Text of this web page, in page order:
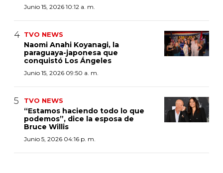
Junio 15, 2026 10:12 a. m.
TVO NEWS
Naomi Anahi Koyanagi, la
paraguaya-japonesa que
conquistó Los Ángeles
Junio 15, 2026 09:50 a. m.
TVO NEWS
“Estamos haciendo todo lo que
podemos”, dice la esposa de
Bruce Willis
Junio 5, 2026 04:16 p. m.